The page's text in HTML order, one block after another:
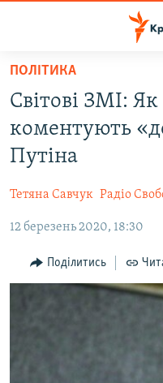
Перейти
основного
матеріалу
Перейти
до
основної
Перейти
пошуку
ВІДЕО ТА ФОТО
БЛОГИ
ПОГЛЯД
ІНТЕРВ'Ю
ВСЕ ЗА ДЕНЬ
ЯК ОБІЙТИ
ПОЛІТИКА
Світові ЗМІ: Як
коментують
Путіна
Тетяна Савчук Радіо
12 березень 2020, 18:30
Поділитись